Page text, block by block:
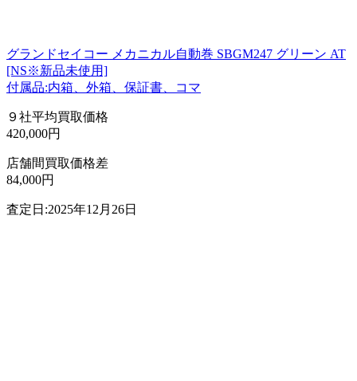
グランドセイコー メカニカル自動巻 SBGM247 グリーン AT
[NS※新品未使用]
付属品:内箱、外箱、保証書、コマ
９社平均買取価格
420,000円
店舗間買取価格差
84,000円
査定日:2025年12月26日